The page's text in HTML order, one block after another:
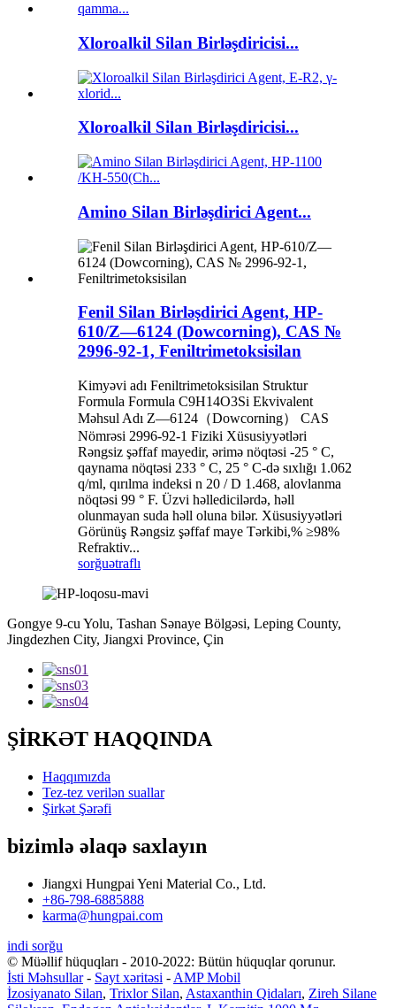
Xloroalkil Silan Birləşdiricisi...
Xloroalkil Silan Birləşdiricisi...
Amino Silan Birləşdirici Agent...
Fenil Silan Birləşdirici Agent, HP-
610/Z—6124 (Dowcorning), CAS №
2996-92-1, Feniltrimetoksisilan
Kimyəvi adı Feniltrimetoksisilan Struktur
Formula Formula C9H14O3Si Ekvivalent
Məhsul Adı Z—6124（Dowcorning） CAS
Nömrəsi 2996-92-1 Fiziki Xüsusiyyətləri
Rəngsiz şəffaf mayedir, ərimə nöqtəsi -25 ° C,
qaynama nöqtəsi 233 ° C, 25 ° C-də sıxlığı 1.062
q/ml, qırılma indeksi n 20 / D 1.468, alovlanma
nöqtəsi 99 ° F. Üzvi həlledicilərdə, həll
olunmayan suda həll oluna bilər. Xüsusiyyətləri
Görünüş Rəngsiz şəffaf maye Tərkibi,% ≥98%
Refraktiv...
sorğuətraflı
Gongye 9-cu Yolu, Tashan Sənaye Bölgəsi, Leping County,
Jingdezhen City, Jiangxi Province, Çin
ŞİRKƏT HAQQINDA
Haqqımızda
Tez-tez verilən suallar
Şirkət Şərəfi
bizimlə əlaqə saxlayın
Jiangxi Hungpai Yeni Material Co., Ltd.
+86-798-6885888
karma@hungpai.com
indi sorğu
© Müəllif hüquqları - 2010-2022: Bütün hüquqlar qorunur.
İsti Məhsullar- Sayt xəritəsi - AMP Mobil
İzosiyanato Silan, Trixlor Silan, Astaxanthin Qidaları, Zireh Silane